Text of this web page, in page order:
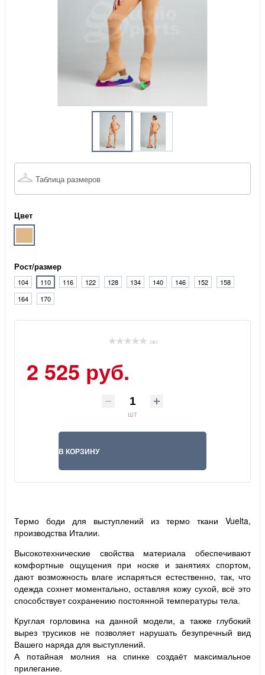
Таблица размеров
Цвет
Рост/размер
104 110 116 122 128 134 140 146 152
158
164
170
( 0 )
2 525 руб.
шт
В КОРЗИНУ
Термо боди для выступлений из термо ткани Vuelta,
производства Италии.
Высокотехнические свойства материала обеспечивают
комфортные ощущения при носке и занятиях спортом,
дают возможность влаге испаряться естественно, так, что
одежда сохнет моментально, оставляя кожу сухой, всё это
способствует сохранению постоянной температуры тела.
Круглая горловина на данной модели, а также глубокий
вырез трусиков не позволяет нарушать безупречный вид
Вашего наряда для выступлений.
А потайная молния на спинке создаёт максимальное
прилегание.